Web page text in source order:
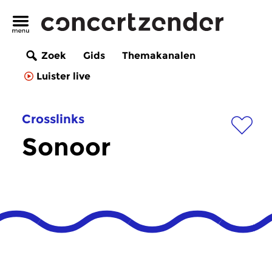
Zoek Gids
Themakanalen
Luister live
Crosslinks
Sonoor